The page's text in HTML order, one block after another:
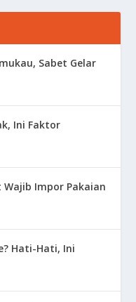
Sabet Gelar
Ini Faktor
Impor Pakaian
Hati-Hati, Ini